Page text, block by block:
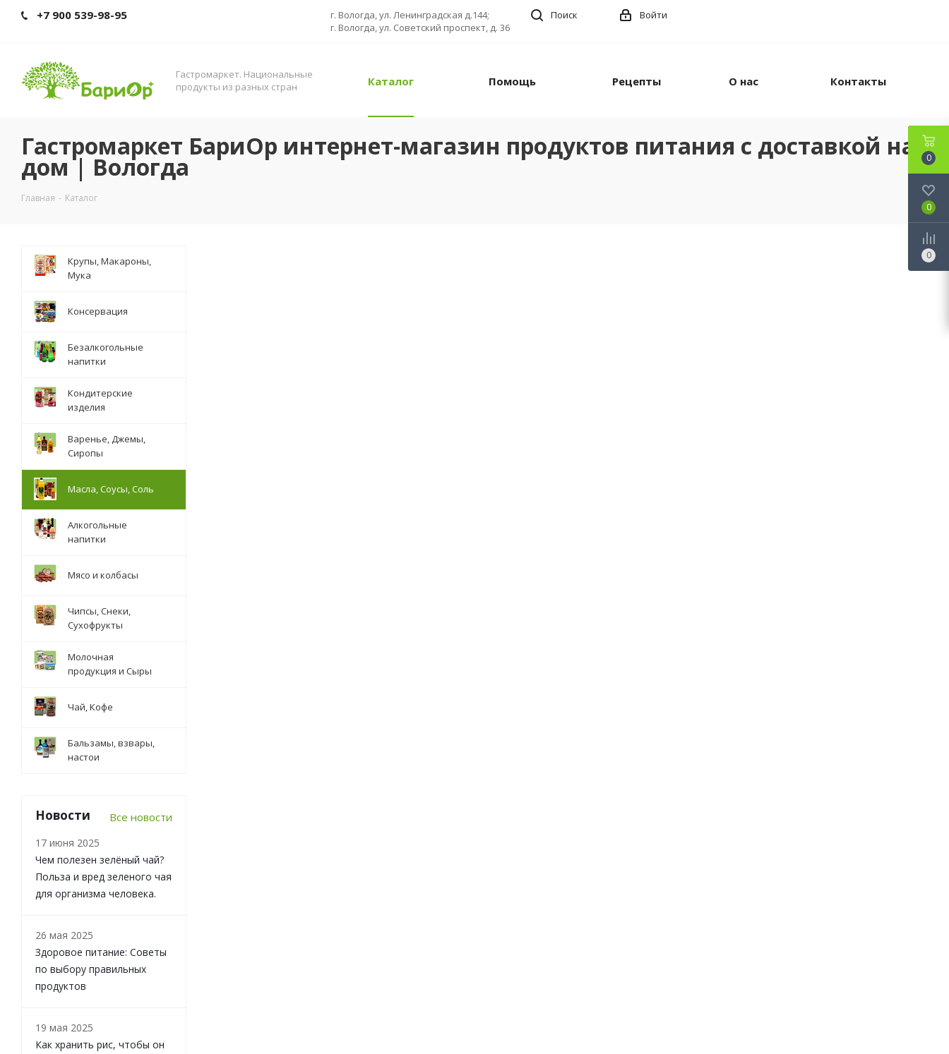
+7 900 539-98-95
г. Вологда, ул. Ленинградская д.144;
г. Вологда, ул. Советский проспект, д. 36
Поиск Войти
Гастромаркет. Нациoнальные
прoдукты из разных стран
Каталог Помощь Рецепты О нас Контакты
Гастромаркет БариОр интернет-магазин продуктов питания с доставкой на
дом | Вологда
Главная - Каталог
Крупы, Макароны,
Мука
Консервация
Безалкогольные
напитки
Кондитерские
изделия
Варенье, Джемы,
Сиропы
Масла, Соусы, Соль
Алкогольные
напитки
Мясо и колбасы
Чипсы, Снеки,
Сухофрукты
Молочная
продукция и Сыры
Чай, Кофе
Бальзамы, взвары,
настои
Новости Все новости
17 июня 2025
Чем полезен зелёный чай?
Польза и вред зеленого чая
для организма человека.
26 мая 2025
Здоровое питание: Советы
по выбору правильных
продуктов
19 мая 2025
Как хранить рис, чтобы он
0
0
0